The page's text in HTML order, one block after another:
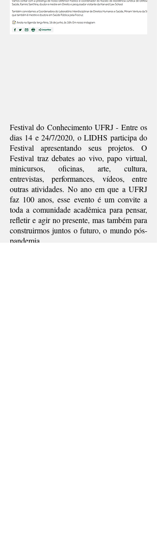
Festival do Conhecimento UFRJ - Entre os
dias 14 e 24/7/2020, o LIDHS participa do
Festival apresentando seus projetos. O
Festival traz debates ao vivo, papo virtual,
minicursos, oficinas, arte, cultura,
entrevistas, performances, vídeos, entre
outras atividades. No ano em que a UFRJ
faz 100 anos, esse evento é um convite a
toda a comunidade acadêmica para pensar,
refletir e agir no presente, mas também para
construirmos juntos o futuro, o mundo pós-
pandemia.